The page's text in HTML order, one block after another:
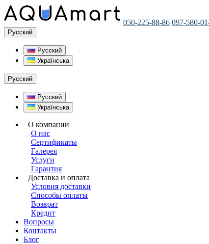
050-225-88-86 097-580-
Русский
Русский
Українська
Русский
Русский
Українська
О компании
О нас
Сертификаты
Галерея
Услуги
Гарантия
Доставка и оплата
Условия доставки
Способы оплаты
Возврат
Кредит
Вопросы
Контакты
Блог